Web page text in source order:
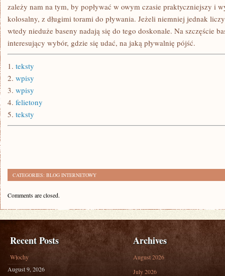
zależy nam na tym, by popływać w owym czasie praktyczniejszy i
kolosalny, z długimi torami do pływania. Jeżeli niemniej jednak
wtedy nieduże baseny nadają się do tego doskonale. Na szczęście
interesujący wybór, gdzie się udać, na jaką pływalnię pójść.
1. teksty
2. wpisy
3. wpisy
4. felietony
5. teksty
CATEGORIES: BLOG INTERNETOWY
Comments are closed.
Recent Posts
Włochy
August 9, 2026
Archives
August 2026
July 2026